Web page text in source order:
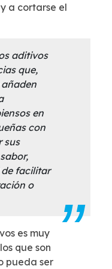
a cortarse el
aditivos
que,
en
con
sus
de facilitar
o
es muy
que son
pueda ser